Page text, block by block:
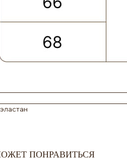
ПОНРАВИТЬСЯ